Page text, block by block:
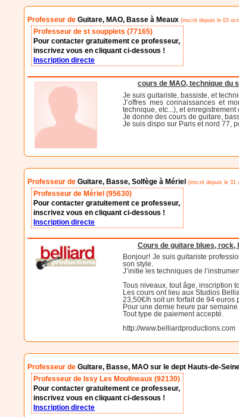
Professeur deGuitare, MAO, Basse à Meaux (inscrit depuis le 03
Professeur de st soupplets (77165)
Pour contacter gratuitement ce professeur,
inscrivez vous en cliquant ci-dessous !
Inscription directe
cours de MAO, technique du
Je suis guitariste, bassiste, et
J’offres mes connaissances et
technique, etc...), et enregistrement
Je donne des cours de guitare,
Je suis dispo sur Paris et nord 77,
Professeur deGuitare, Basse, Solfège à Mériel (inscrit depuis le 31
Professeur de Mériel (95630)
Pour contacter gratuitement ce professeur,
inscrivez vous en cliquant ci-dessous !
Inscription directe
Cours de guitare blues, rock,
Bonjour! Je suis guitariste
son style.
J’initie les techniques de
Tous niveaux, tout âge, inscription
Les cours ont lieu aux Studios
23,50€/h soit un forfait de 94 euros
Pour une demie heure par
Tout type de paiement accepté.
http://www.belliardproductions.com
Professeur deGuitare, Basse, MAO sur le dept Hauts-de-
Professeur de Issy Les Moulineaux (92130)
Pour contacter gratuitement ce professeur,
inscrivez vous en cliquant ci-dessous !
Inscription directe